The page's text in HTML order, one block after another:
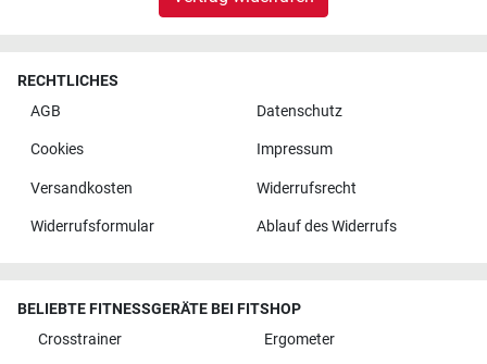
RECHTLICHES
AGB
Datenschutz
Cookies Impressum
Versandkosten Widerrufsrecht
Widerrufsformular Ablauf des Widerrufs
BELIEBTE FITNESSGERÄTE BEI FITSHOP
Crosstrainer
Ergometer